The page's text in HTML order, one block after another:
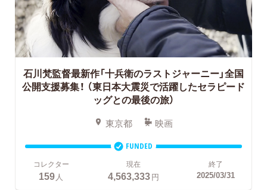
石川梵監督最新作「十兵衛のラストジャーニー」全国
公開支援募集！ （東日本大震災で活躍したセラピード
ッグとの最後の旅）
東京都 映画
FUNDED
コレクター
159 人
現在
4,563,333円
終了
2025/03/31